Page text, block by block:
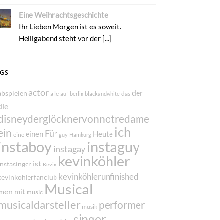
Eine Weihnachtsgeschichte
Ihr Lieben Morgen ist es soweit.
Heiligabend steht vor der [...]
actor alle auf berlin blackandwhite das der
eine einen Für guy Hamburg Heute ich
instagay instaguy
ist Kevin kevinköhler
kevinköhlerunfinished
mit music Musical
musik performer